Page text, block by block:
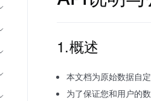
1.概述
本文档为原始数据自
为了保证您和用户的